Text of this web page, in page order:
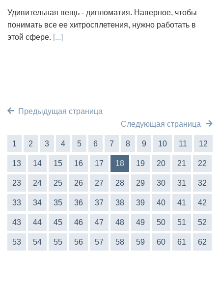
Удивительная вещь - дипломатия. Наверное, чтобы
понимать все ее хитросплетения, нужно работать в
этой сфере. [...]
Предыдущая страница
Следующая страница
1 2 3 4 5 6 7 8 9 10 11 12
13 14 15 16 17 18 19 20 21 22
23 24 25 26 27 28 29 30 31 32
33 34 35 36 37 38 39 40 41 42
43 44 45 46 47 48 49 50 51 52
53 54 55 56 57 58 59 60 61 62